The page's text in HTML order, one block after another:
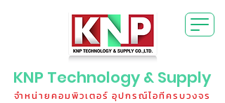
KNP Technology & Supply
จำหน่ายคอมพิวเตอร์ อุปกรณ์ไอทีครบวงจร